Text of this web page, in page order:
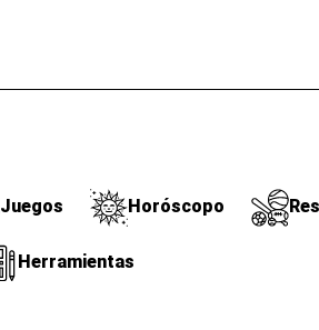
Juegos Horóscopo
Herramientas